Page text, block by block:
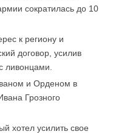
сократилась до 10
к региону и
договор, усилив
ливонцами.
и Орденом в
Грозного
хотел усилить свое